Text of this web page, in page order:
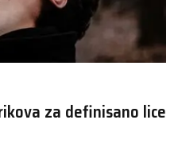
za definisano lice